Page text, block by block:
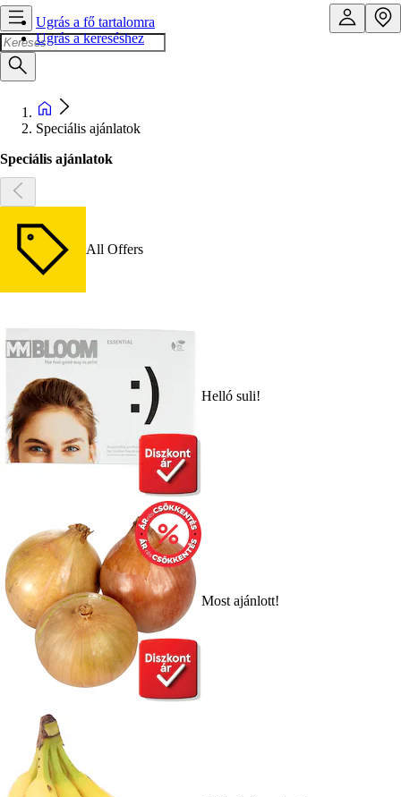
Ugrás a fő tartalomra
Ugrás a kereséshez
Speciális ajánlatok
Speciális ajánlatok
All Offers
Helló suli!
Most ajánlott!